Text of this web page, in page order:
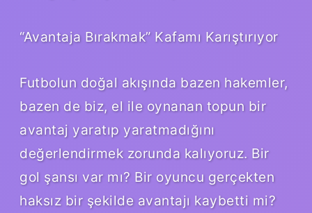
“Avantaja Bırakmak” Kafamı Karıştırıyor
Futbolun doğal akışında bazen hakemler,
bazen de biz, el ile oynanan topun bir
avantaj yaratıp yaratmadığını
değerlendirmek zorunda kalıyoruz. Bir
gol şansı var mı? Bir oyuncu gerçekten
haksız bir şekilde avantajı kaybetti mi?